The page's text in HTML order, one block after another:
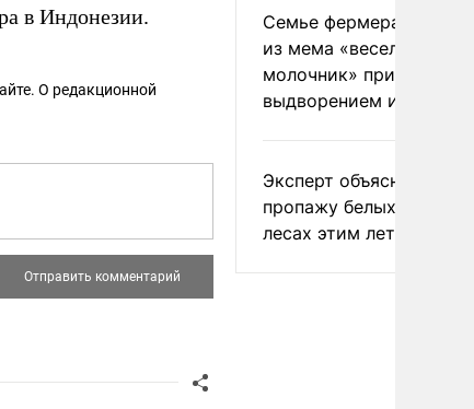
в Индонезии.
О редакционной
Семье фермера
из мема «веселый
молочник» пригрозили
выдворением из
Эксперт объяснил
пропажу белых грибов
лесах этим летом